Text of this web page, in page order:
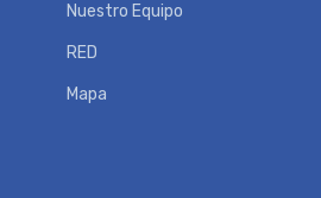
Nuestro Equipo
RED
Mapa